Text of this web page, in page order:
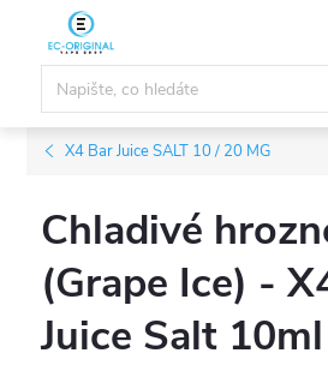
obsah
X4 Bar Juice SALT 10 / 20 MG
Chladivé
(Grape Ice) -
Juice Salt 10ml